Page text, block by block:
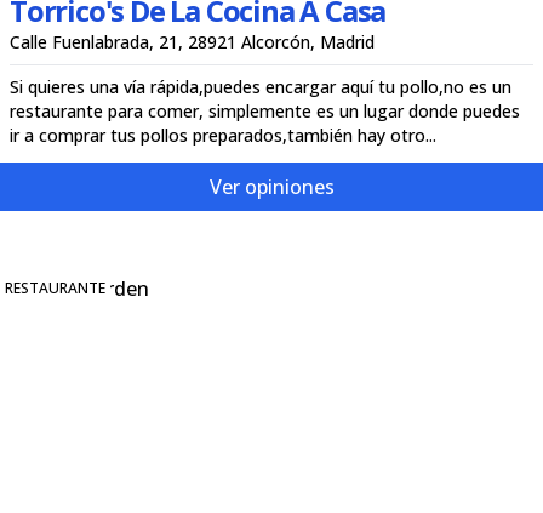
Torrico's De La Cocina A Casa
Calle Fuenlabrada, 21, 28921 Alcorcón, Madrid
Si quieres una vía rápida,puedes encargar aquí tu pollo,no es un
restaurante para comer, simplemente es un lugar donde puedes
ir a comprar tus pollos preparados,también hay otro...
Ver opiniones
RESTAURANTE